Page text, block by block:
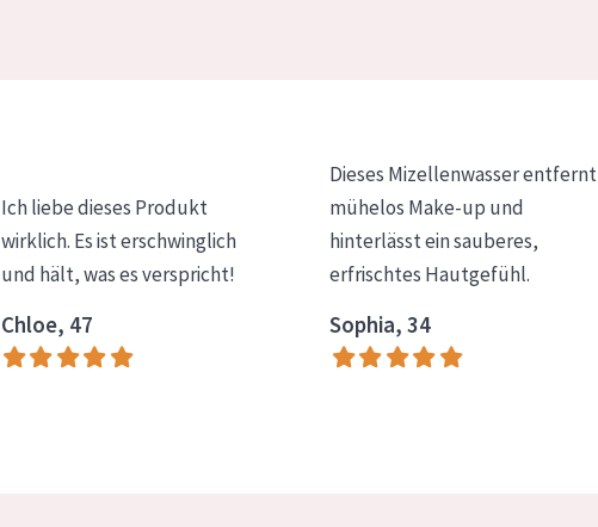
Ich liebe dieses Produkt
wirklich. Es ist erschwinglich
und hält, was es verspricht!
Chloe, 47
Dieses Mizellenwasser entfernt
mühelos Make-up und
hinterlässt ein sauberes,
erfrischtes Hautgefühl.
Sophia, 34